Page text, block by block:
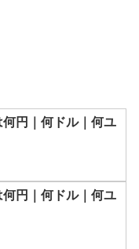
円｜何ドル｜何ユ
円｜何ドル｜何ユ